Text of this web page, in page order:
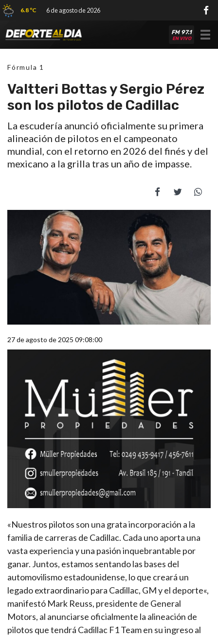
6.8 ºC 6 de agosto de 2026
FM 97.1
EN VIVO
Fórmula 1
Valtteri Bottas y Sergio Pérez
son los pilotos de Cadillac
La escudería anunció oficialmente su primera
alineación de pilotos en el campeonato
mundial, con el retorno en 2026 del finés y del
mexicano a la grilla tras un año de impasse.
27 de agosto de 2025 09:08:00
«Nuestros pilotos son una grata incorporación a la
familia de carreras de Cadillac. Cada uno aporta una
vasta experiencia y una pasión inquebrantable por
ganar. Juntos, estamos sentando las bases del
automovilismo estadounidense, lo que creará un
legado extraordinario para Cadillac, GM y el deporte«,
manifestó Mark Reuss, presidente de General
Motors, al anunciarse oficialmente la alineación de
pilotos que tendrá Cadillac F1 Team en su ingreso al